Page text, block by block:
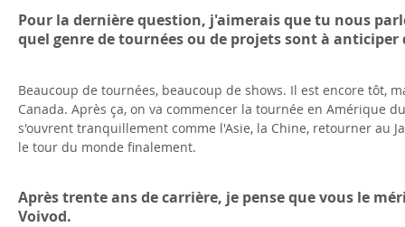
Pour la dernière question, j'aimerais que tu nous
quel genre de tournées ou de projets sont à anticiper
Beaucoup de tournées, beaucoup de shows. Il est encore tôt,
Canada. Après ça, on va commencer la tournée en Amérique
s'ouvrent tranquillement comme l'Asie, la Chine, retourner au
le tour du monde finalement.
Après trente ans de carrière, je pense que vous le
Voivod.